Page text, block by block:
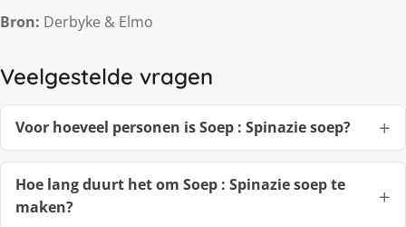
Bron: Derbyke & Elmo
Veelgestelde vragen
Voor hoeveel personen is Soep : Spinazie soep?
Hoe lang duurt het om Soep : Spinazie soep te
maken?